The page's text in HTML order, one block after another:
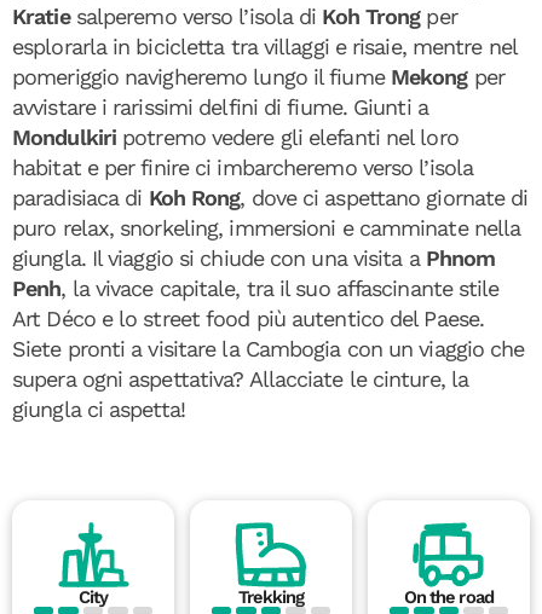
Kratie salperemo verso l’isola di Koh Trongper
esplorarla in bicicletta tra villaggi e risaie, mentre nel
pomeriggio navigheremo lungo il fiume Mekong per
avvistare i rarissimi delfini di fiume. Giunti a
Mondulkiri potremo vedere gli elefanti nel loro
habitat e per finire ci imbarcheremo verso l’isola
paradisiaca di Koh Rong, dove ci aspettano giornate di
puro relax, snorkeling, immersioni e camminate nella
giungla. Il viaggio si chiude con una visita a Phnom
Penh, la vivace capitale, tra il suo affascinante stile
Art Déco e lo street food più autentico del Paese.
Siete pronti a visitare la Cambogia con un viaggio che
supera ogni aspettativa? Allacciate le cinture, la
giungla ci aspetta!
City Trekking On the road